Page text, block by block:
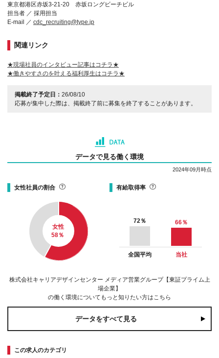
東京都港区赤坂3-21-20 赤坂ロングビーチビル
担当者 ／ 採用担当
E-mail ／ cdc_recruiting@type.jp
関連リンク
★現場社員のインタビュー記事はコチラ★
★働きやすさのを叶える福利厚生はコチラ★
掲載終了予定日： 26/08/10
応募が集中した際は、掲載終了前に募集を終了することがあります。
データで見る働く環境
2024年09月時点
女性社員の割合
女性
58％
有給取得率
72 ％ 66％
全国平均 当社
株式会社キャリアデザインセンター メディア営業グループ【東証プライム上
場企業】
の働く環境についてもっと知りたい方はこちら
データをすべて見る
この求人のカテゴリ